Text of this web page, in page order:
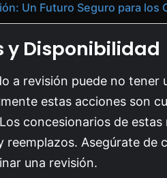
Un Futuro Seguro para los
y Disponibilidad
a revisión puede no
estas acciones son
concesionarios de
reemplazos. Asegúrate
una revisión.